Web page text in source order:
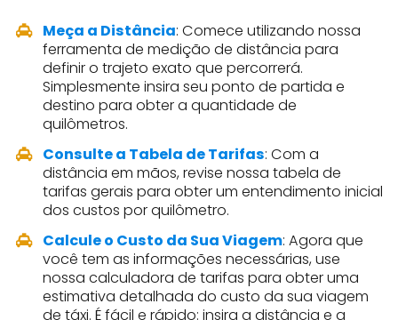
Meça a Distância: Comece utilizando nossa
ferramenta de medição de distância para
definir o trajeto exato que percorrerá.
Simplesmente insira seu ponto de partida e
destino para obter a quantidade de
quilômetros.
Consulte a Tabela de Tarifas: Com a
distância em mãos, revise nossa tabela de
tarifas gerais para obter um entendimento inicial
dos custos por quilômetro.
Calcule o Custo da Sua Viagem: Agora que
você tem as informações necessárias, use
nossa calculadora de tarifas para obter uma
estimativa detalhada do custo da sua viagem
de táxi. É fácil e rápido: insira a distância e a